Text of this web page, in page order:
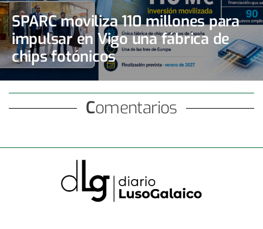
SPARC moviliza 110 millones para
impulsar en Vigo una fábrica de
chips fotónicos
Comentarios